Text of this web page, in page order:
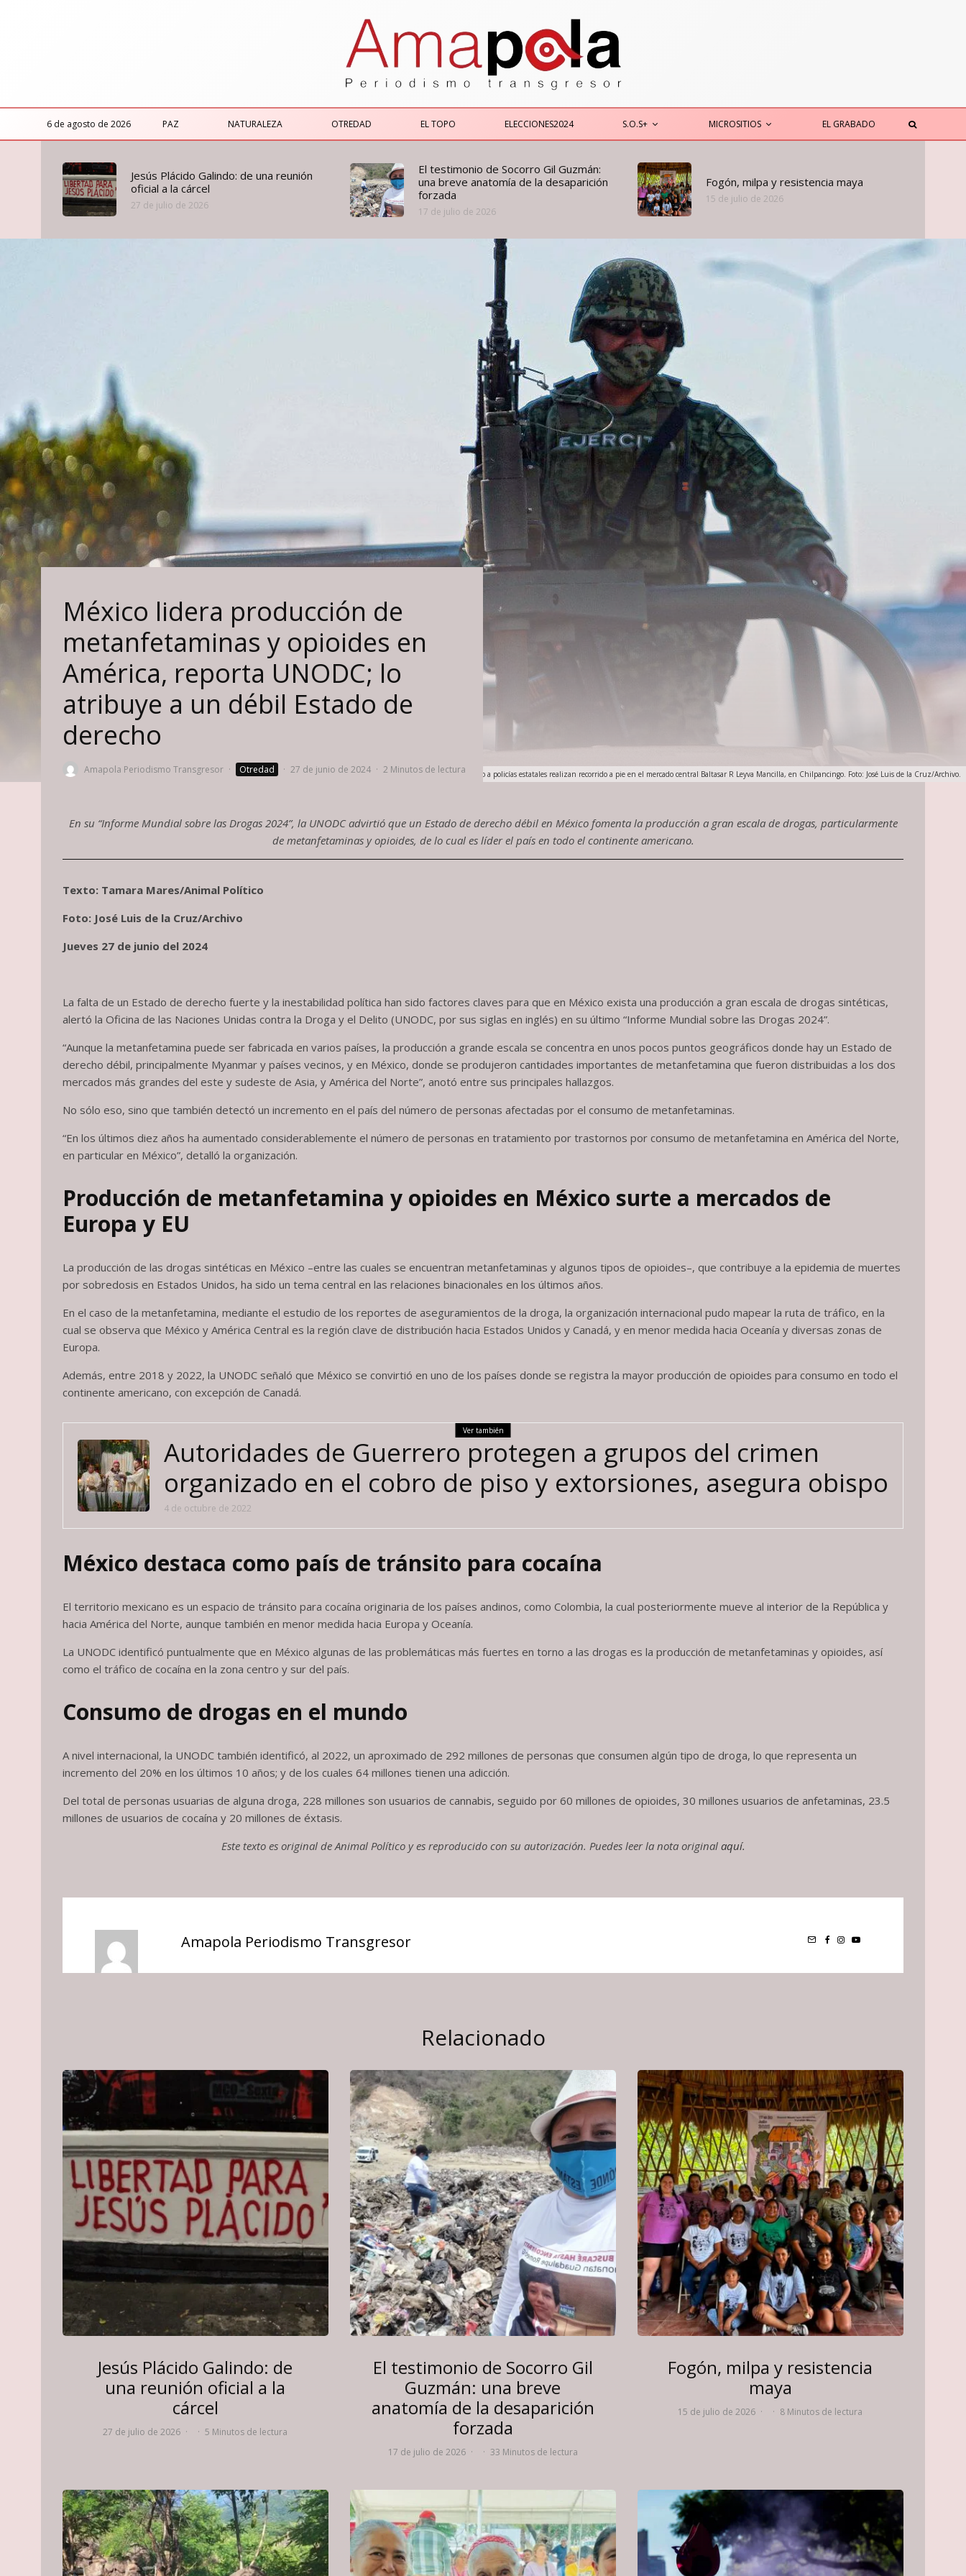
6 de agosto de 2026 PAZ NATURALEZA OTREDAD EL TOPO ELECCIONES2024 S.O.S+ MICROSITIOS EL GRABADO
Jesús Plácido Galindo: de una reunión
oficial a la cárcel
27 de julio de 2026
El testimonio de Socorro Gil Guzmán:
una breve anatomía de la desaparición
forzada
17 de julio de 2026
Fogón, milpa y resistencia maya
15 de julio de 2026
Elementos del Ejército junto a policías estatales realizan recorrido a pie en el mercado central Baltasar R Leyva Mancilla, en Chilpancingo. Foto: José Luis de la Cruz/Archivo.
México lidera producción de
metanfetaminas y opioides en
América, reporta UNODC; lo
atribuye a un débil Estado de
derecho
Amapola Periodismo Transgresor · Otredad · 27 de junio de 2024 · 2 Minutos de lectura
En su “Informe Mundial sobre las Drogas 2024”, la UNODC advirtió que un Estado de derecho débil en México fomenta la producción a gran escala de drogas, particularmente
de metanfetaminas y opioides, de lo cual es líder el país en todo el continente americano.
Texto: Tamara Mares/Animal Político
Foto: José Luis de la Cruz/Archivo
Jueves 27 de junio del 2024
La falta de un Estado de derecho fuerte y la inestabilidad política han sido factores claves para que en México exista una producción a gran escala de drogas sintéticas,
alertó la Oficina de las Naciones Unidas contra la Droga y el Delito (UNODC, por sus siglas en inglés) en su último “Informe Mundial sobre las Drogas 2024”.
“Aunque la metanfetamina puede ser fabricada en varios países, la producción a grande escala se concentra en unos pocos puntos geográficos donde hay un Estado de
derecho débil, principalmente Myanmar y países vecinos, y en México, donde se produjeron cantidades importantes de metanfetamina que fueron distribuidas a los dos
mercados más grandes del este y sudeste de Asia, y América del Norte”, anotó entre sus principales hallazgos.
No sólo eso, sino que también detectó un incremento en el país del número de personas afectadas por el consumo de metanfetaminas.
“En los últimos diez años ha aumentado considerablemente el número de personas en tratamiento por trastornos por consumo de metanfetamina en América del Norte,
en particular en México”, detalló la organización.
Producción de metanfetamina y opioides en México surte a mercados de
Europa y EU
La producción de las drogas sintéticas en México –entre las cuales se encuentran metanfetaminas y algunos tipos de opioides–, que contribuye a la epidemia de muertes
por sobredosis en Estados Unidos, ha sido un tema central en las relaciones binacionales en los últimos años.
En el caso de la metanfetamina, mediante el estudio de los reportes de aseguramientos de la droga, la organización internacional pudo mapear la ruta de tráfico, en la
cual se observa que México y América Central es la región clave de distribución hacia Estados Unidos y Canadá, y en menor medida hacia Oceanía y diversas zonas de
Europa.
Además, entre 2018 y 2022, la UNODC señaló que México se convirtió en uno de los países donde se registra la mayor producción de opioides para consumo en todo el
continente americano, con excepción de Canadá.
Ver también
Autoridades de Guerrero protegen a grupos del crimen
organizado en el cobro de piso y extorsiones, asegura obispo
4 de octubre de 2022
México destaca como país de tránsito para cocaína
El territorio mexicano es un espacio de tránsito para cocaína originaria de los países andinos, como Colombia, la cual posteriormente mueve al interior de la República y
hacia América del Norte, aunque también en menor medida hacia Europa y Oceanía.
La UNODC identificó puntualmente que en México algunas de las problemáticas más fuertes en torno a las drogas es la producción de metanfetaminas y opioides, así
como el tráfico de cocaína en la zona centro y sur del país.
Consumo de drogas en el mundo
A nivel internacional, la UNODC también identificó, al 2022, un aproximado de 292 millones de personas que consumen algún tipo de droga, lo que representa un
incremento del 20% en los últimos 10 años; y de los cuales 64 millones tienen una adicción.
Del total de personas usuarias de alguna droga, 228 millones son usuarios de cannabis, seguido por 60 millones de opioides, 30 millones usuarios de anfetaminas, 23.5
millones de usuarios de cocaína y 20 millones de éxtasis.
Este texto es original de Animal Político y es reproducido con su autorización. Puedes leer la nota original aquí.
Amapola Periodismo Transgresor
Relacionado
Jesús Plácido Galindo: de
una reunión oficial a la
cárcel
27 de julio de 2026 · · 5 Minutos de lectura
El testimonio de Socorro Gil
Guzmán: una breve
anatomía de la desaparición
forzada
17 de julio de 2026 · · 33 Minutos de lectura
Fogón, milpa y resistencia
maya
15 de julio de 2026 · · 8 Minutos de lectura